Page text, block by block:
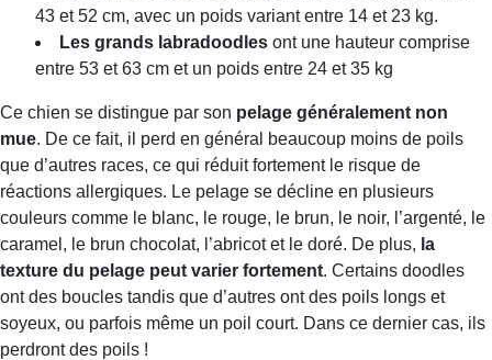
43 et 52 cm, avec un poids variant entre 14 et 23 kg.
Les grands labradoodles ont une hauteur comprise
entre 53 et 63 cm et un poids entre 24 et 35 kg
Ce chien se distingue par son pelage généralement non
mue. De ce fait, il perd en général beaucoup moins de poils
que d’autres races, ce qui réduit fortement le risque de
réactions allergiques. Le pelage se décline en plusieurs
couleurs comme le blanc, le rouge, le brun, le noir, l’argenté, le
caramel, le brun chocolat, l’abricot et le doré. De plus, la
texture du pelage peut varier fortement. Certains doodles
ont des boucles tandis que d’autres ont des poils longs et
soyeux, ou parfois même un poil court. Dans ce dernier cas, ils
perdront des poils !